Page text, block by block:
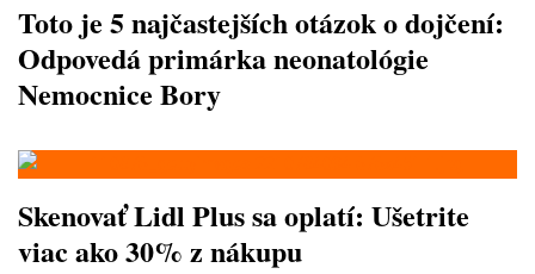
Toto je 5 najčastejších otázok o dojčení:
Odpovedá primárka neonatológie
Nemocnice Bory
Skenovať Lidl Plus sa oplatí: Ušetrite
viac ako 30% z nákupu